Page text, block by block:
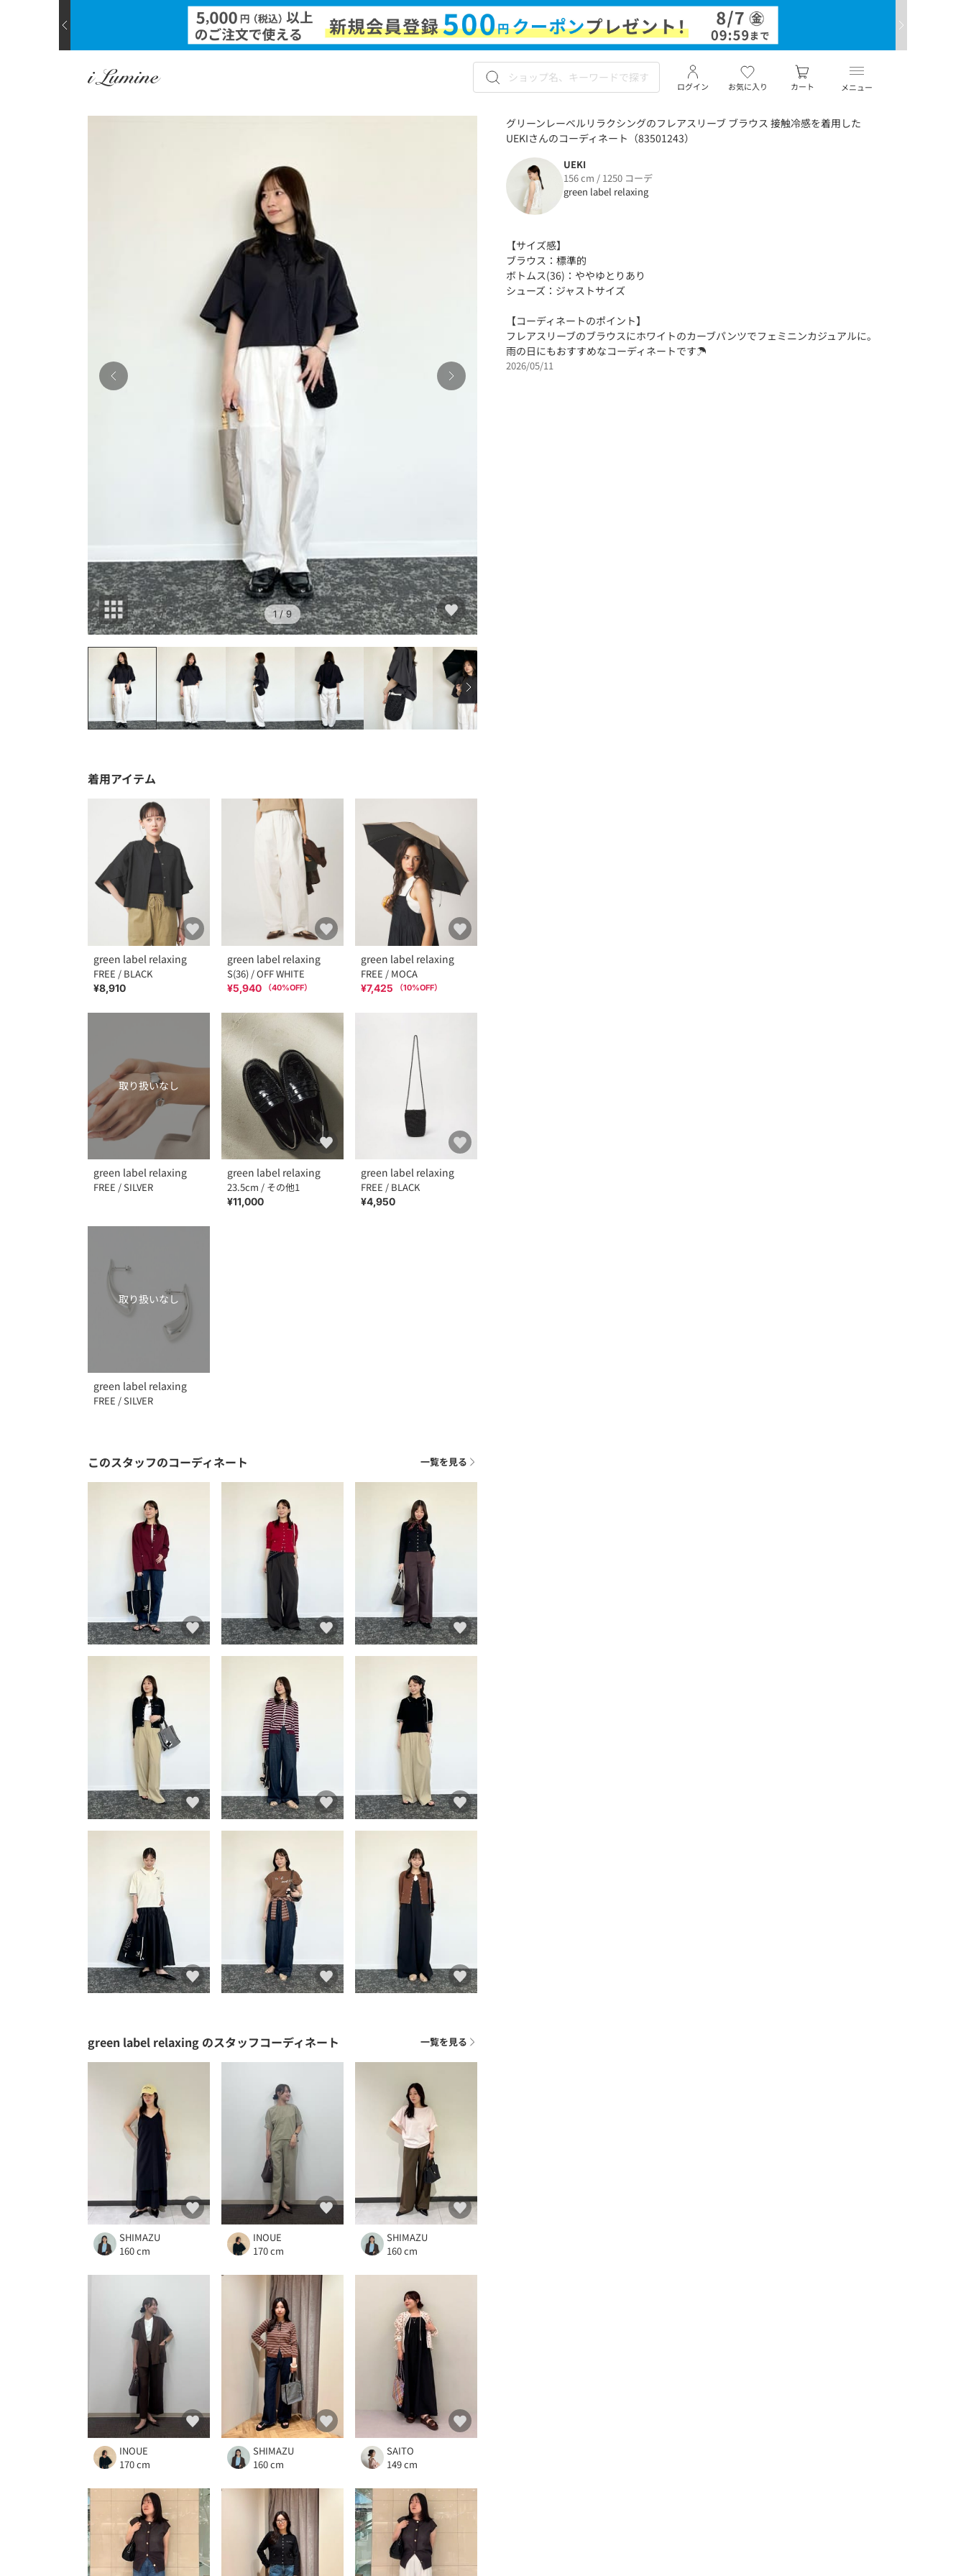
メニュー
お気に入り
ログイン カート
1/ 9
グリーンレーベルリラクシングのフレアスリーブ ブラウス 接触冷感を着用した
UEKIさんのコーディネート（83501243）
UEKI
156 cm / 1250 コーデ
green label relaxing
【サイズ感】
ブラウス：標準的
ボトムス(36)：ややゆとりあり
シューズ：ジャストサイズ
【コーディネートのポイント】
フレアスリーブのブラウスにホワイトのカーブパンツでフェミニンカジュアルに。
雨の日にもおすすめなコーディネートです☂️
2026/05/11
着用アイテム
green label relaxing
FREE / BLACK
¥8,910
green label relaxing
S(36) / OFF WHITE
¥5,940 （40%OFF）
green label relaxing
FREE / MOCA
¥7,425 （10%OFF）
取り扱いなし
green label relaxing
FREE / SILVER
green label relaxing
23.5cm / その他1
¥11,000
green label relaxing
FREE / BLACK
¥4,950
取り扱いなし
green label relaxing
FREE / SILVER
このスタッフのコーディネート 一覧を見る
green label relaxing のスタッフコーディネート 一覧を見る
SHIMAZU
160 cm
INOUE
170 cm
SHIMAZU
160 cm
INOUE
170 cm
SHIMAZU
160 cm
SAITO
149 cm